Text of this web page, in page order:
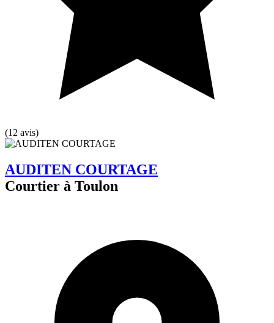
(12 avis)
AUDITEN COURTAGE
Courtier à Toulon